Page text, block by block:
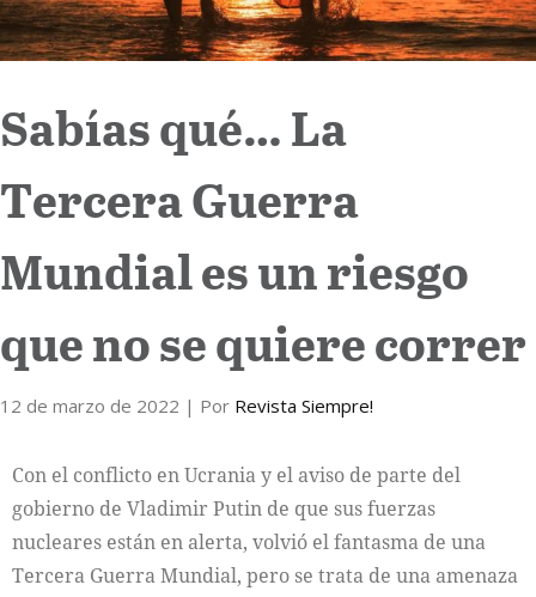
Sabías qué… La
Tercera Guerra
Mundial es un riesgo
que no se quiere correr
12 de marzo de 2022 | Por Revista Siempre!
Con el conflicto en Ucrania y el aviso de parte del
gobierno de Vladimir Putin de que sus fuerzas
nucleares están en alerta, volvió el fantasma de una
Tercera Guerra Mundial, pero se trata de una amenaza